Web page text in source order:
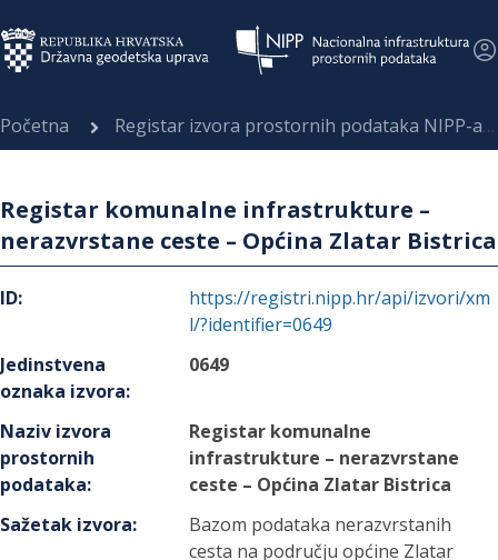
Početna Registar izvora prostornih podataka NIPP-a
Registar komunalne infrastrukture –
nerazvrstane ceste – Općina Zlatar Bistrica
ID:
https://registri.nipp.hr/api/izvori/xm
l/?identifier=0649
Jedinstvena
oznaka izvora:
0649
Naziv izvora
prostornih
podataka:
Registar komunalne
infrastrukture – nerazvrstane
ceste – Općina Zlatar Bistrica
Sažetak izvora:
Bazom podataka nerazvrstanih
cesta na području općine Zlatar